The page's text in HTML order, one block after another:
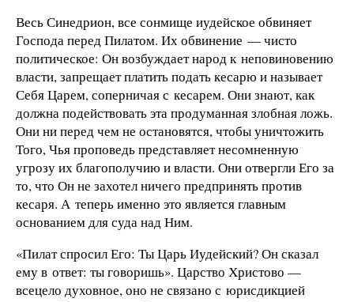
Весь Синедрион, все сонмище иудейское обвиняет
Господа перед Пилатом. Их обвинение — чисто
политическое: Он возбуждает народ к неповиновению
власти, запрещает платить подать кесарю и называет
Себя Царем, соперничая с кесарем. Они знают, как
должна подействовать эта продуманная злобная ложь.
Они ни перед чем не остановятся, чтобы уничтожить
Того, Чья проповедь представляет несомненную
угрозу их благополучию и власти. Они отвергли Его за
то, что Он не захотел ничего предпринять против
кесаря. А теперь именно это является главным
основанием для суда над Ним.
«Пилат спросил Его: Ты Царь Иудейский? Он сказал
ему в ответ: ты говоришь». Царство Христово —
всецело духовное, оно не связано с юрисдикцией